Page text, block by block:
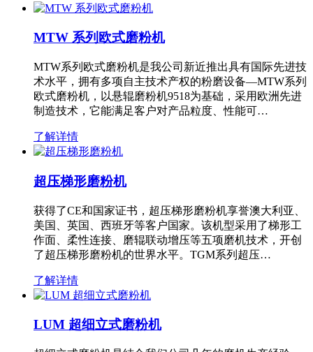
MTW 系列欧式磨粉机
MTW系列欧式磨粉机是我公司新近推出具有国际先进技
术水平，拥有多项自主技术产权的粉磨设备—MTW系列
欧式磨粉机，以悬辊磨粉机9518为基础，采用欧洲先进
制造技术，它能满足客户对产品粒度、性能可…
了解详情
超压梯形磨粉机
获得了CE和国家证书，超压梯形磨粉机享誉澳大利亚、
美国、英国、西班牙等客户国家。该机型采用了梯形工
作面、柔性连接、磨辊联动增压等五项磨机技术，开创
了超压梯形磨粉机的世界水平。TGM系列超压…
了解详情
LUM 超细立式磨粉机